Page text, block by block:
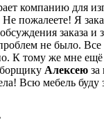
компанию для
пожалеете! Я
заказа и
не было. Все
К тому же мне ещё
Алексею
Всю мебель буду